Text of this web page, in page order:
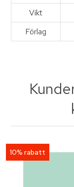
Vikt
Förlag
10% rabatt